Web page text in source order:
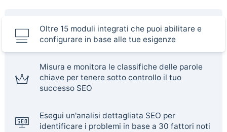
Oltre 15 moduli integrati che puoi abilitare e
configurare in base alle tue esigenze
Misura e monitora le classifiche delle parole
chiave per tenere sotto controllo il tuo
successo SEO
Esegui un'analisi dettagliata SEO per
identificare i problemi in base a 30 fattori noti